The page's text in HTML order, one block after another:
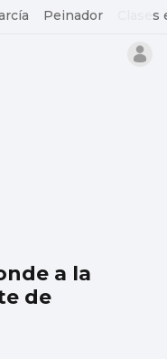
Peinador
a la
de